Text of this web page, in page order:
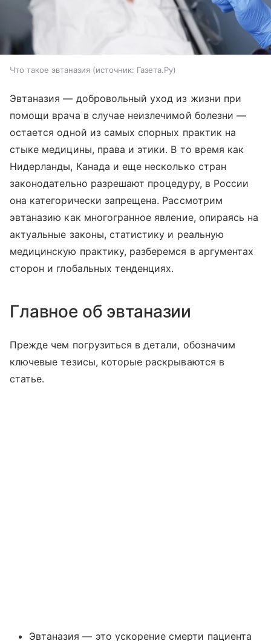
Что такое эвтаназия источник: Газета.Ру
Эвтаназия — добровольный уход из жизни при
помощи врача в случае неизлечимой болезни —
остается одной из самых спорных практик на
стыке медицины, права и этики. В то время как
Нидерланды, Канада и еще несколько стран
законодательно разрешают процедуру, в России
она категорически запрещена. Рассмотрим
эвтаназию как многогранное явление, опираясь на
актуальные законы, статистику и реальную
медицинскую практику, разберемся в аргументах
сторон и глобальных тенденциях.
Главное об эвтаназии
Прежде чем погрузиться в детали, обозначим
ключевые тезисы, которые раскрываются в
статье.
Эвтаназия — это ускорение смерти пациента